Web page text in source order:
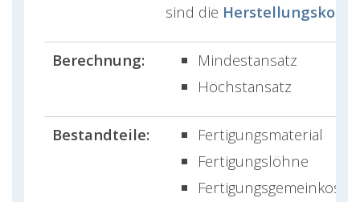
sind die
Berechnung:
Mindestansatz
Höchstansatz
Bestandteile:
Fertigungsmaterial
Fertigungslöhne